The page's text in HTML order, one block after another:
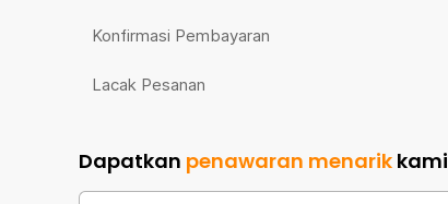
Konfirmasi Pembayaran
Lacak Pesanan
Dapatkan penawaran menarik